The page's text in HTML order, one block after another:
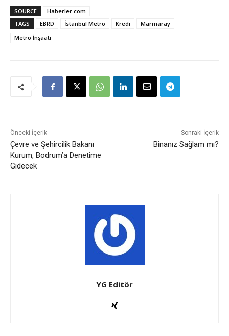
SOURCE
Haberler.com
TAGS
EBRD İstanbul Metro Kredi
Marmaray
Metro İnşaatı
Önceki İçerik
Çevre ve Şehircilik Bakanı
Kurum, Bodrum’a Denetime
Gidecek
Sonraki İçerik
Binanız Sağlam mı?
YG Editör